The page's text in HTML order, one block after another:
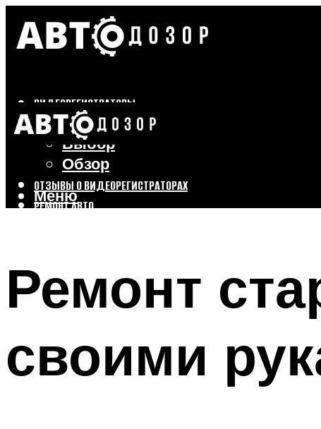
ВИДЕОРЕГИСТРАТОРЫ
Бренды
Выбор
Обзор
ОТЗЫВЫ О ВИДЕОРЕГИСТРАТОРАХ
РЕМОНТ АВТО
Меню
Меню
Ремонт
своими